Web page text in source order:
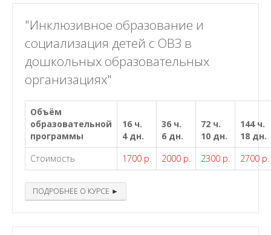
"Инклюзивное образование и
социализация детей с ОВЗ в
дошкольных образовательных
организациях"
Объём
образовательной
программы
16 ч.
4 дн.
36 ч.
6 дн.
72 ч.
10 дн.
144 ч.
18 дн.
Стоимость
1700 р. 2000 р. 2300 р. 2700 р.
ПОДРОБНЕЕ О КУРСЕ ►